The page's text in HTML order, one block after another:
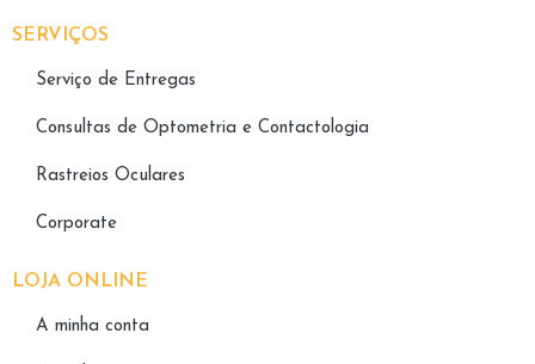
SERVIÇOS
Serviço de Entregas
Consultas de Optometria e Contactologia​
Rastreios Oculares
Corporate
LOJA ONLINE
A minha conta